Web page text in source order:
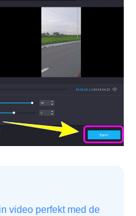
video perfekt med de